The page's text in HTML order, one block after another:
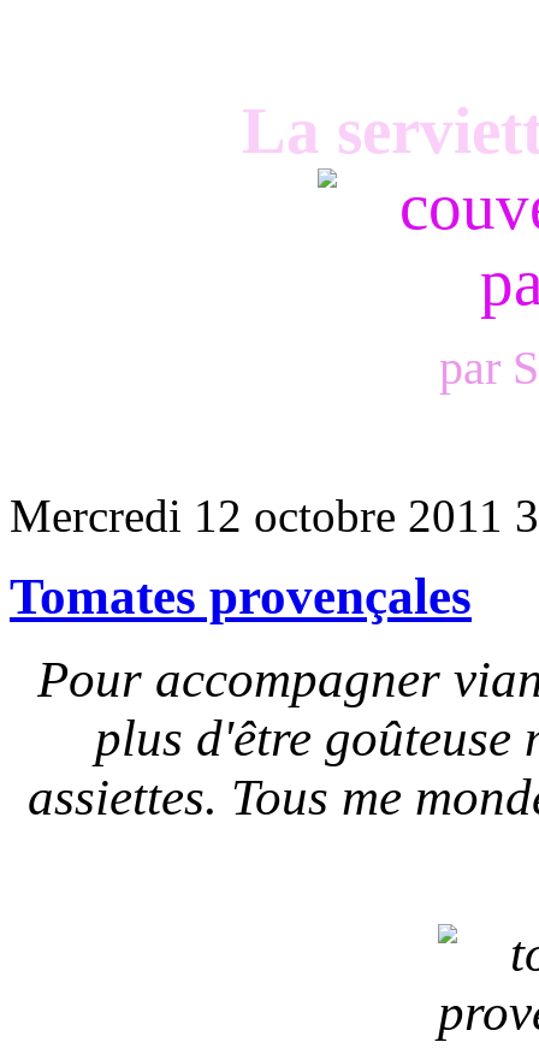
La
par
Mercredi 12 octobre 2011 3
Tomates provençales
Pour accompagner
plus d'être goûteuse
assiettes. Tous me